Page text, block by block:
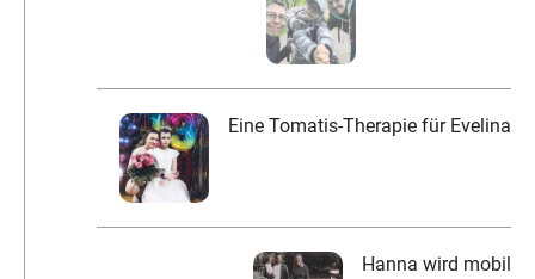
Eine Tomatis-Therapie für Evelina
Hanna wird mobil